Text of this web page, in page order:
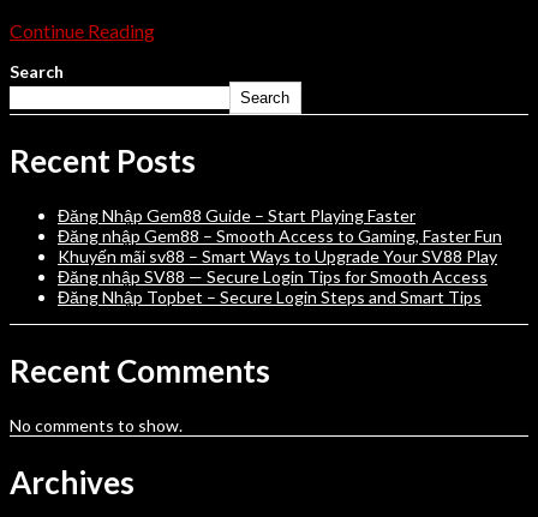
Continue Reading
Search
Search
Recent Posts
Đăng Nhập Gem88 Guide – Start Playing Faster
Đăng nhập Gem88 – Smooth Access to Gaming, Faster Fun
Khuyến mãi sv88 – Smart Ways to Upgrade Your SV88 Play
Đăng nhập SV88 — Secure Login Tips for Smooth Access
Đăng Nhập Topbet – Secure Login Steps and Smart Tips
Recent Comments
No comments to show.
Archives